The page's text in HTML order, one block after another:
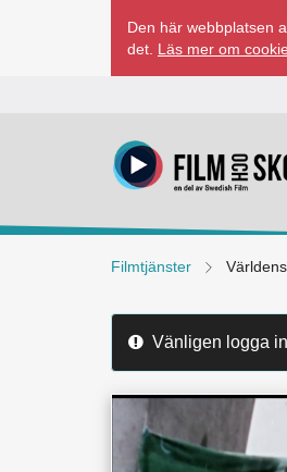
Den här webbplatsen
det. Läs mer om
Filmtjänster
Vänligen logga